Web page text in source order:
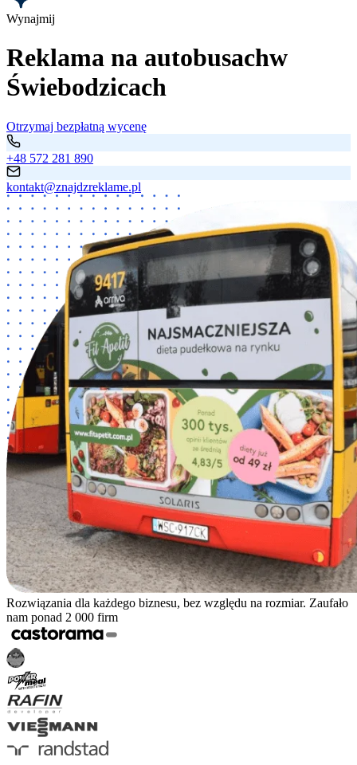
Wynajmij
Reklama na autobusachw
Świebodzicach
Otrzymaj bezpłatną wycenę
+48 572 281 890
kontakt@znajdzreklame.pl
Rozwiązania dla każdego biznesu, bez względu na rozmiar. Zaufało
nam ponad 2 000 firm